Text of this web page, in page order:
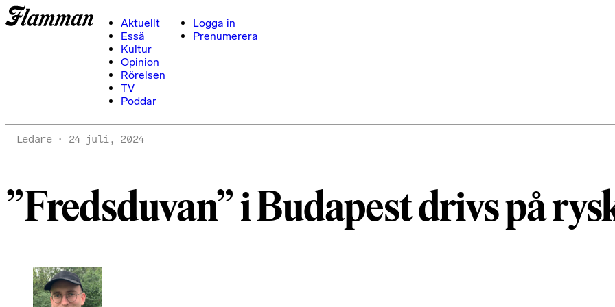
Aktuellt
Essä
Kultur
Opinion
Rörelsen
TV
Poddar
Logga in
Prenumerera
Ledare 24 juli, 2024
”Fredsduvan” i Budapest drivs på